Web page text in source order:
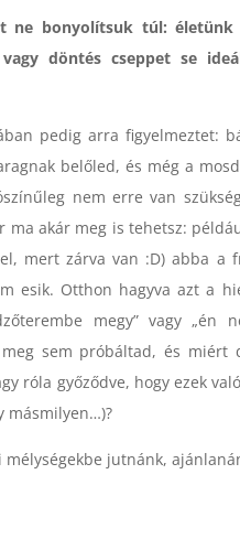
ne bonyolítsuk túl:
döntés cseppet se
pedig arra figyelmeztet:
belőled, és még a
nem erre van
ma akár meg is tehetsz:
mert zárva van :D) abba a
esik. Otthon hagyva azt a
megy” vagy „én
sem próbáltad, és miért
róla győződve, hogy ezek
másmilyen…)?
jutnánk,